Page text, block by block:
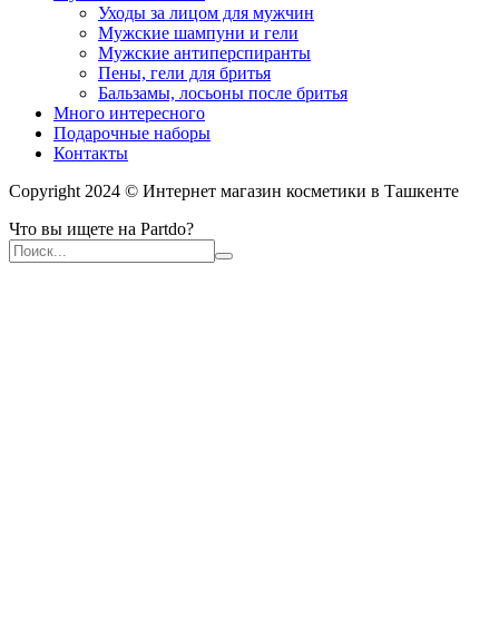
Уходы за лицом для мужчин
Мужские шампуни и гели
Мужские антиперспиранты
Пены, гели для бритья
Бальзамы, лосьоны после бритья
Много интересного
Подарочные наборы
Контакты
Copyright 2024 © Интернет магазин косметики в Ташкенте
Что вы ищете на Partdo?